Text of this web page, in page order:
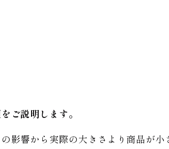
ご説明します。
影響から実際の大きさより商品が小